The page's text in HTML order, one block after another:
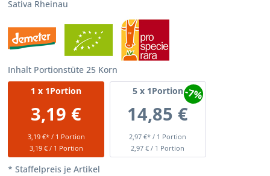
Sativa Rheinau
Inhalt Portionstüte 25 Korn
1 x 1Portion
3,19 €
3,19 €* / 1 Portion
3,19 € / 1 Portion
5x 1Portion
14,85 €
2,97 €* / 1 Portion
-7%
2,97 € / 1 Portion
* Staffelpreis je Artikel